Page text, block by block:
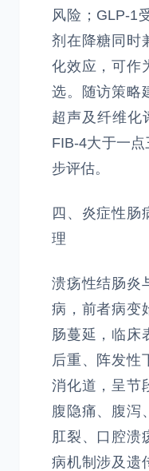
风险；GLP-1
剂在降糖同时
化效应，可作
选。随访策略
超声及纤维化
FIB-4大于一
步评估。
四、炎症性肠
理
溃疡性结肠炎
病，前者病变
肠蔓延，临床
后重、阵发性
消化道，呈节
腹隐痛、腹泻
肛裂、口腔溃
病机制涉及遗